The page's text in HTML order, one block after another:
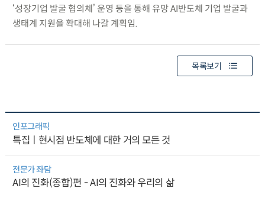
‘성장기업 발굴 협의체’ 운영 등을 통해 유망 AI반도체 기업 발굴과
생태계 지원을 확대해 나갈 계획임.
목록보기
인포그래픽
특집ㅣ현시점 반도체에 대한 거의 모든 것
전문가 좌담
AI의 진화(종합)편 - AI의 진화와 우리의 삶